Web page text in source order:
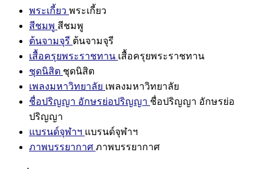
พระเกี้ยว พระเกี้ยว
สีชมพู สีชมพู
ต้นจามจุรี ต้นจามจุรี
เสื้อครุยพระราชทาน เสื้อครุยพระราชทาน
ชุดนิสิต ชุดนิสิต
เพลงมหาวิทยาลัย เพลงมหาวิทยาลัย
ชื่อปริญญา อักษรย่อปริญญา ชื่อปริญญา อักษรย่อ
ปริญญา
แบรนด์จุฬาฯ แบรนด์จุฬาฯ
ภาพบรรยากาศ ภาพบรรยากาศ